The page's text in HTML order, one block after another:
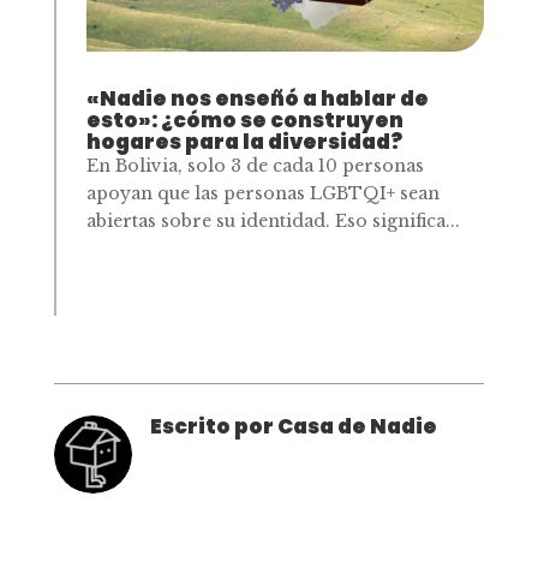
«Nadie nos enseñó a hablar de
esto»: ¿cómo se construyen
hogares para la diversidad?
En Bolivia, solo 3 de cada 10 personas
apoyan que las personas LGBTQI+ sean
abiertas sobre su identidad. Eso significa...
Escrito por Casa de Nadie